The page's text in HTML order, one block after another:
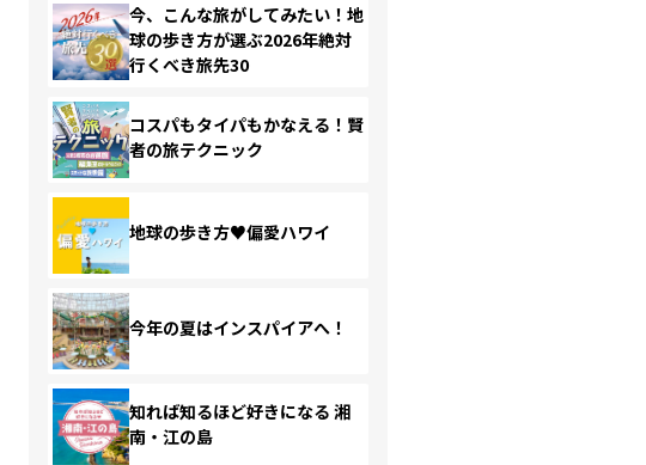
今、こんな旅がしてみたい！地
球の歩き方が選ぶ2026年絶対
行くべき旅先30
コスパもタイパもかなえる！賢
者の旅テクニック
地球の歩き方♥偏愛ハワイ
今年の夏はインスパイアへ！
知れば知るほど好きになる 湘
南・江の島